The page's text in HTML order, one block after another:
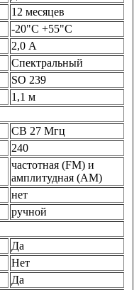
12 месяцев
-20"С +55"С
2,0 А
Спектральный
SO 239
1,1 м
CB 27 Мгц
240
частотная (FM) и
амплитудная (AM)
нет
ручной
Да
Нет
Да